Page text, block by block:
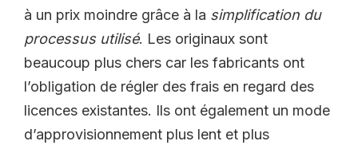
à un prix moindre grâce à la simplification du
processus utilisé. Les originaux sont
beaucoup plus chers car les fabricants ont
l’obligation de régler des frais en regard des
licences existantes. Ils ont également un mode
d’approvisionnement plus lent et plus